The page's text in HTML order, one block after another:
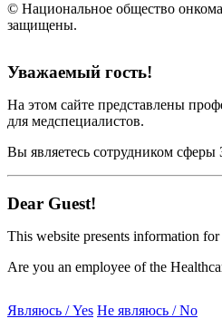
© Национальное общество
защищены.
Уважаемый гость!
На этом сайте представлены
для медспециалистов.
Вы являетесь сотрудником сферы
Dear Guest!
This website presents information for
Are you an employee of the
Являюсь / Yes Не являюсь / No